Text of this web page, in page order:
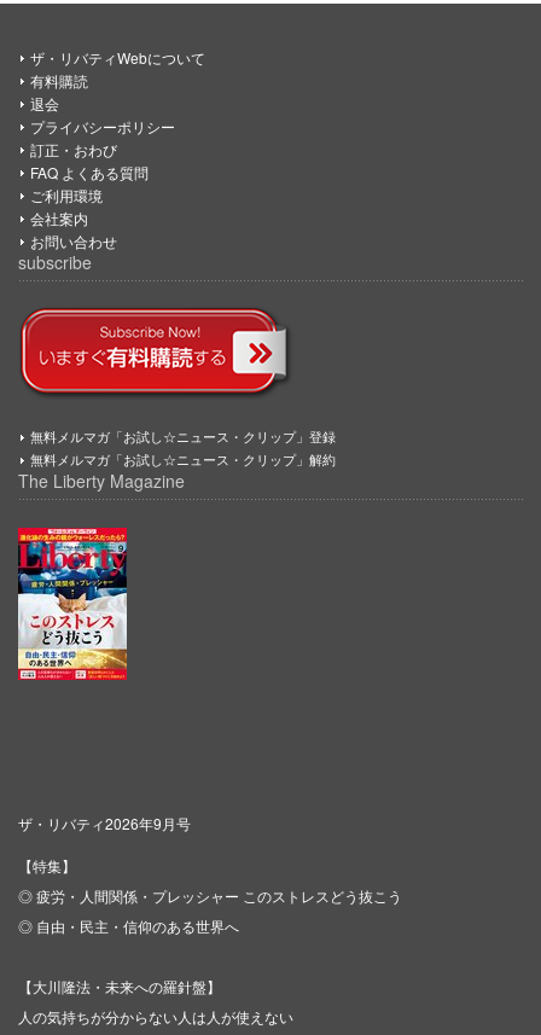
ザ・リバティWebについて
有料購読
退会
プライバシーポリシー
訂正・おわび
FAQ よくある質問
ご利用環境
会社案内
お問い合わせ
subscribe
無料メルマガ「お試し☆ニュース・クリップ」登録
無料メルマガ「お試し☆ニュース・クリップ」解約
The Liberty Magazine
ザ・リバティ2026年9月号
【特集】
◎ 疲労・人間関係・プレッシャー このストレスどう抜こう
◎ 自由・民主・信仰のある世界へ
【大川隆法・未来への羅針盤】
人の気持ちが分からない人は人が使えない